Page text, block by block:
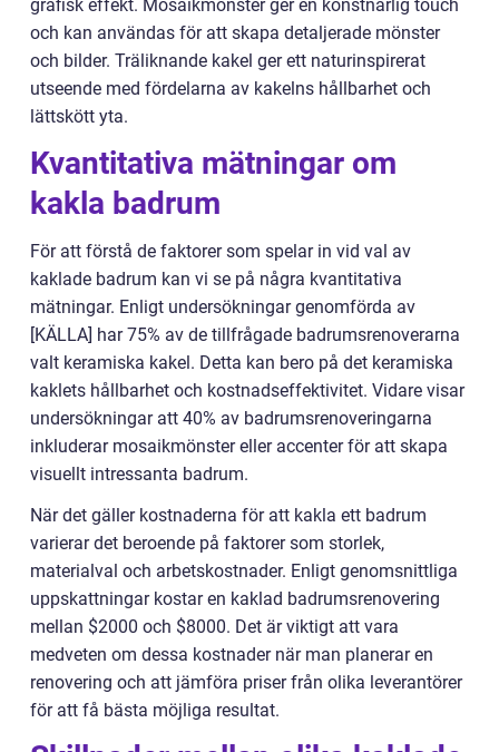
grafisk effekt. Mosaikmönster ger en konstnärlig touch
och kan användas för att skapa detaljerade mönster
och bilder. Träliknande kakel ger ett naturinspirerat
utseende med fördelarna av kakelns hållbarhet och
lättskött yta.
Kvantitativa mätningar om
kakla badrum
För att förstå de faktorer som spelar in vid val av
kaklade badrum kan vi se på några kvantitativa
mätningar. Enligt undersökningar genomförda av
[KÄLLA] har 75% av de tillfrågade badrumsrenoverarna
valt keramiska kakel. Detta kan bero på det keramiska
kaklets hållbarhet och kostnadseffektivitet. Vidare visar
undersökningar att 40% av badrumsrenoveringarna
inkluderar mosaikmönster eller accenter för att skapa
visuellt intressanta badrum.
När det gäller kostnaderna för att kakla ett badrum
varierar det beroende på faktorer som storlek,
materialval och arbetskostnader. Enligt genomsnittliga
uppskattningar kostar en kaklad badrumsrenovering
mellan $2000 och $8000. Det är viktigt att vara
medveten om dessa kostnader när man planerar en
renovering och att jämföra priser från olika leverantörer
för att få bästa möjliga resultat.